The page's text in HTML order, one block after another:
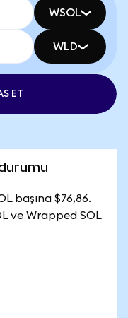
WSOL
WLD
ET
başına $76,86.
ve Wrapped SOL